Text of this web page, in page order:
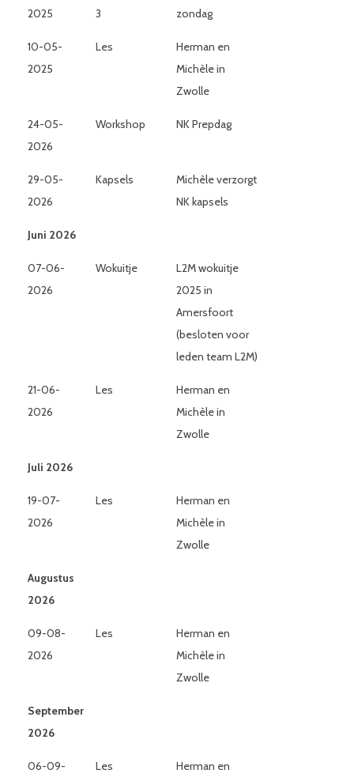
2025
3
zondag
10-05-
2025
Les
Herman en
Michèle in
Zwolle
24-05-
2026
Workshop NK Prepdag
29-05-
2026
Kapsels
Michèle verzorgt
NK kapsels
Juni 2026
07-06-
2026
Wokuitje
L2M wokuitje
2025 in
Amersfoort
(besloten voor
leden team L2M)
21-06-
2026
Les
Herman en
Michèle in
Zwolle
Juli 2026
19-07-
2026
Les
Herman en
Michèle in
Zwolle
Augustus
2026
09-08-
2026
Les
Herman en
Michèle in
Zwolle
September
2026
06-09- Les Herman en